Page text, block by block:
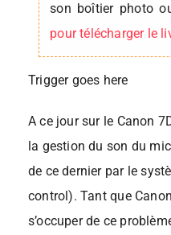
son boîtier photo
pour télécharger le
Trigger goes here
A ce jour sur le Canon
la gestion du son du
de ce dernier par le
control). Tant que
s’occuper de ce